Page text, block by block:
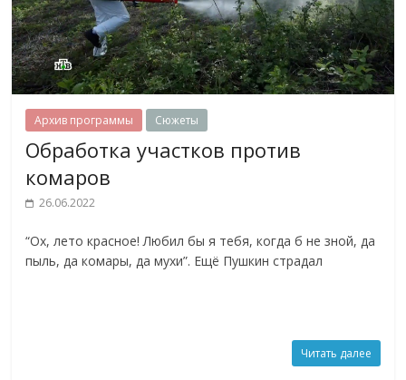
Архив программы Сюжеты
Обработка участков против
комаров
26.06.2022
“Ох, лето красное! Любил бы я тебя, когда б не зной, да
пыль, да комары, да мухи”. Ещё Пушкин страдал
Читать далее